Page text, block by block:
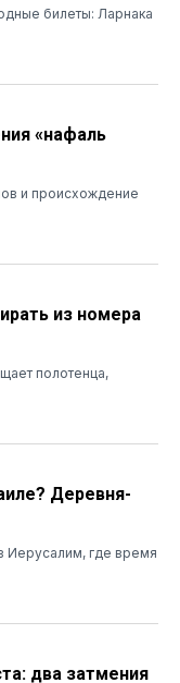
билеты: Ларнака
«нафаль
и происхождение
из номера
полотенца,
Деревня-
Иерусалим, где время
два затмения